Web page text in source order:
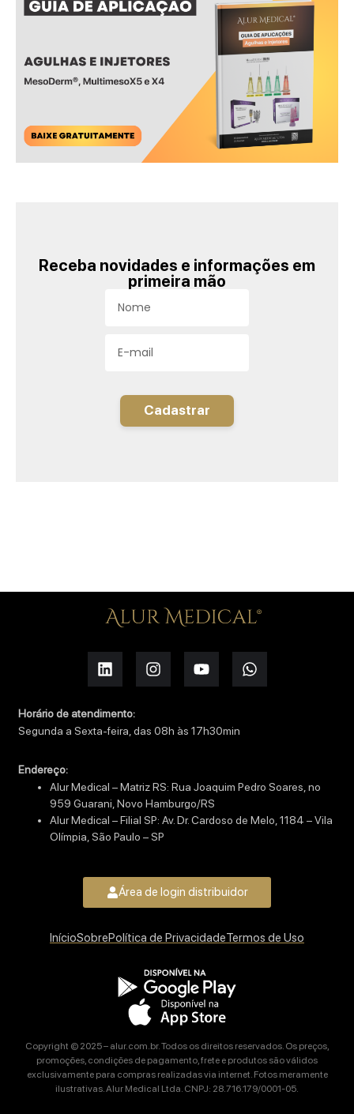
Receba novidades e informações em
primeira mão
Cadastrar
Horário de atendimento:
Segunda a Sexta-feira, das 08h às 17h30min
Endereço:
Alur Medical – Matriz RS: Rua Joaquim Pedro Soares, no
959 Guarani, Novo Hamburgo/RS
Alur Medical – Filial SP: Av. Dr. Cardoso de Melo, 1184 – Vila
Olímpia, São Paulo – SP
Área de login distribuidor
InícioSobrePolítica de PrivacidadeTermos de Uso
Copyright © 2025 – alur.com.br. Todos os direitos reservados. Os preços,
promoções, condições de pagamento, frete e produtos são válidos
exclusivamente para compras realizadas via internet. Fotos meramente
ilustrativas. Alur Medical Ltda. CNPJ: 28.716.179/0001-05.